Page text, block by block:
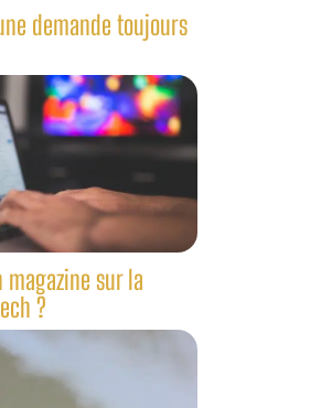
demande toujours
sur la
?